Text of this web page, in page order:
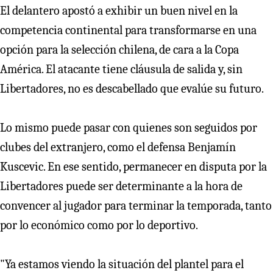
El delantero apostó a exhibir un buen nivel en la
competencia continental para transformarse en una
opción para la selección chilena, de cara a la Copa
América. El atacante tiene cláusula de salida y, sin
Libertadores, no es descabellado que evalúe su futuro.
Lo mismo puede pasar con quienes son seguidos por
clubes del extranjero, como el defensa Benjamín
Kuscevic. En ese sentido, permanecer en disputa por la
Libertadores puede ser determinante a la hora de
convencer al jugador para terminar la temporada, tanto
por lo económico como por lo deportivo.
"Ya estamos viendo la situación del plantel para el